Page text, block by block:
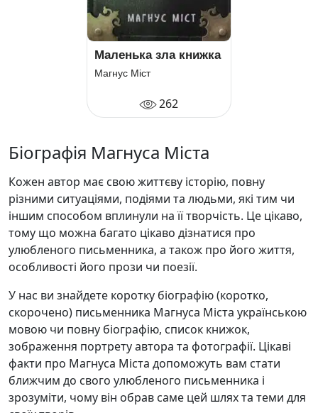
Маленька зла книжка
Магнус Міст
262
Біографія Магнуса Міста
Кожен автор має свою життєву історію, повну
різними ситуаціями, подіями та людьми, які тим чи
іншим способом вплинули на її творчість. Це цікаво,
тому що можна багато цікаво дізнатися про
улюбленого письменника, а також про його життя,
особливості його прози чи поезії.
У нас ви знайдете коротку біографію (коротко,
скорочено) письменника Магнуса Міста українською
мовою чи повну біографію, список книжок,
зображення портрету автора та фотографії. Цікаві
факти про Магнуса Міста допоможуть вам стати
ближчим до свого улюбленого письменника і
зрозуміти, чому він обрав саме цей шлях та теми для